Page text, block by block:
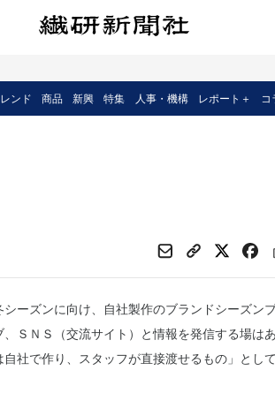
ンド 商品 新興 特集 人事・機構 レポート＋ コ
シーズンに向け、自社製作のブランドシーズン
ＮＳ（交流サイト）と情報を発信する場は
社で作り、スタッフが直接渡せるもの」とし